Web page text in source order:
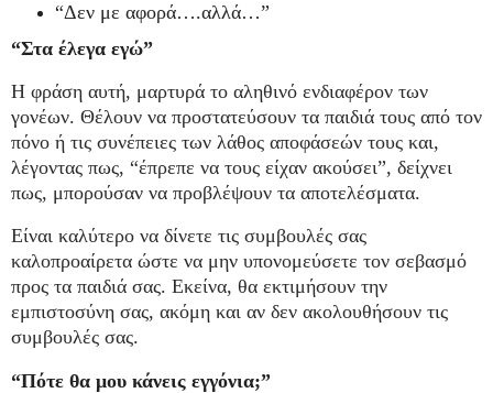
“Δεν με αφορά….αλλά…”
“Στα έλεγα εγώ”
Η φράση αυτή, μαρτυρά το αληθινό ενδιαφέρον των
γονέων. Θέλουν να προστατεύσουν τα παιδιά τους από τον
πόνο ή τις συνέπειες των λάθος αποφάσεών τους και,
λέγοντας πως, “έπρεπε να τους είχαν ακούσει”, δείχνει
πως, μπορούσαν να προβλέψουν τα αποτελέσματα.
Είναι καλύτερο να δίνετε τις συμβουλές σας
καλοπροαίρετα ώστε να μην υπονομεύσετε τον σεβασμό
προς τα παιδιά σας. Εκείνα, θα εκτιμήσουν την
εμπιστοσύνη σας, ακόμη και αν δεν ακολουθήσουν τις
συμβουλές σας.
“Πότε θα μου κάνεις εγγόνια;”